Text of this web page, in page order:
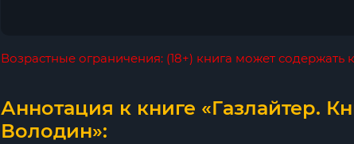
Возрастные ограничения: (18+) книга может содержать
Аннотация к книге «Газлайтер.
Володин»: